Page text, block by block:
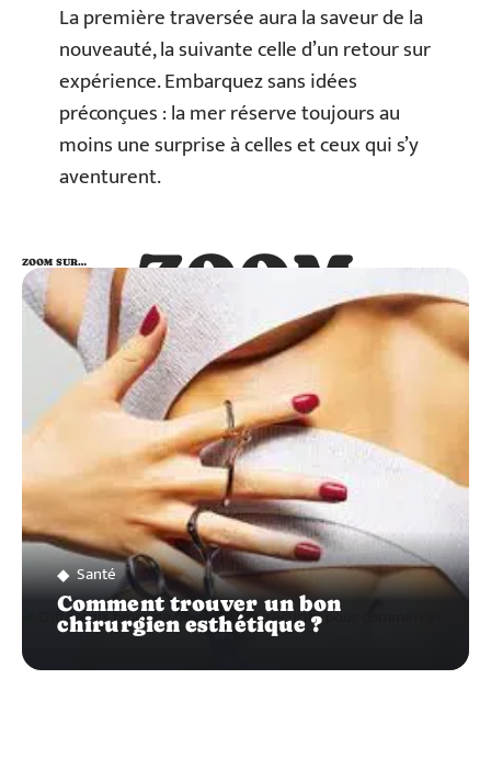
La première traversée aura la saveur de la
nouveauté, la suivante celle d’un retour sur
expérience. Embarquez sans idées
préconçues : la mer réserve toujours au
moins une surprise à celles et ceux qui s’y
aventurent.
ZOOM
SUR…
ZOOM SUR…
Santé
Comment trouver un bon
chirurgien esthétique ?